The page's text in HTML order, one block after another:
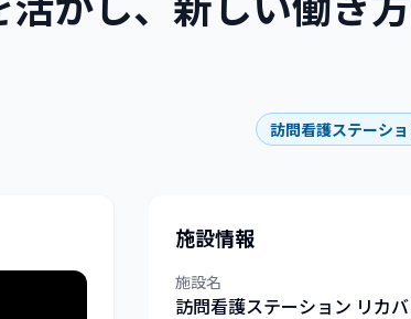
訪問看護ステーシ
施設情報
施設名
訪問看護ステーション リカ